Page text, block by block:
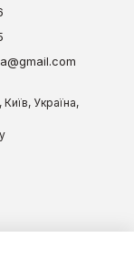
Київ, Україна,